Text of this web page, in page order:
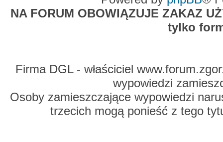
NA FORUM OBOWIĄZUJE ZAKAZ
tylko
Firma DGL - właściciel
wypowiedzi
Osoby zamieszczające wypowiedzi
trzecich mogą ponieść z tego